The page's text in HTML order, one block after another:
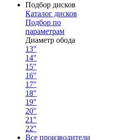
Подбор дисков
Каталог дисков
Подбор по
параметрам
Диаметр обода
13"
14"
15"
16"
17"
18"
19"
20"
21"
22"
Все производители